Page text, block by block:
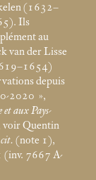
(1632–
Ils
au
van der Lisse
depuis
2020 »,
aux Pays-
voir Quentin
(note 1),
(inv. 7667 A-